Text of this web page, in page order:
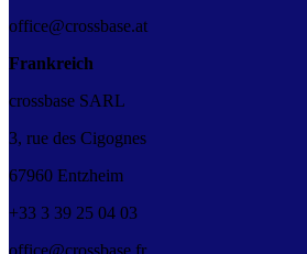
office@crossbase.at
Frankreich
crossbase SARL
3, rue des Cigognes
67960 Entzheim
+33 3 39 25 04 03